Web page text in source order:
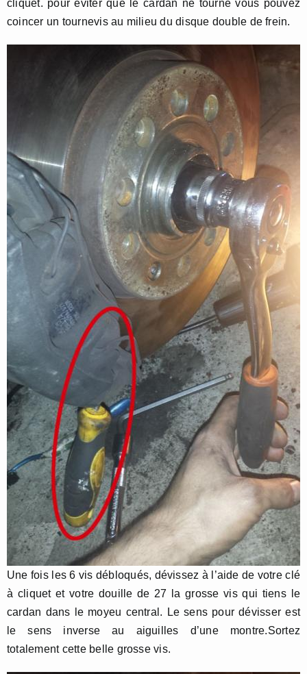
cliquet. pour éviter que le cardan ne tourne vous pouvez
coincer un tournevis au milieu du disque double de frein.
Une fois les 6 vis débloqués, dévissez à l’aide de votre clé
à cliquet et votre douille de 27 la grosse vis qui tiens le
cardan dans le moyeu central. Le sens pour dévisser est
le sens inverse au aiguilles d’une montre.Sortez
totalement cette belle grosse vis.